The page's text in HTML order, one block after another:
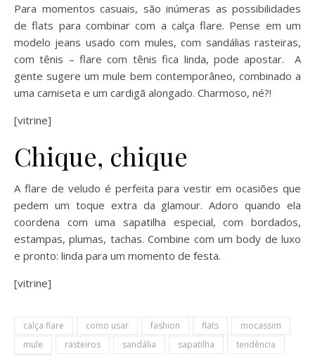
Para momentos casuais, são inúmeras as possibilidades
de flats para combinar com a calça flare. Pense em um
modelo jeans usado com mules, com sandálias rasteiras,
com tênis – flare com tênis fica linda, pode apostar. A
gente sugere um mule bem contemporâneo, combinado a
uma camiseta e um cardigã alongado. Charmoso, né?!
[vitrine]
Chique, chique
A flare de veludo é perfeita para vestir em ocasiões que
pedem um toque extra da glamour. Adoro quando ela
coordena com uma sapatilha especial, com bordados,
estampas, plumas, tachas. Combine com um body de luxo
e pronto: linda para um momento de festa.
[vitrine]
calça flare como usar fashion flats
mocassim
mule
rasteiros sandália sapatilha
tendência